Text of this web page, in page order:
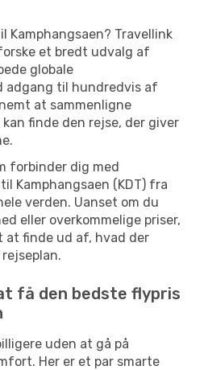
Travellink
et bredt udvalg af
globale
adgang til hundredvis af
at sammenligne
finde den rejse, der giver
forbinder dig med
Kamphangsaen (KDT) fra
verden. Uanset om du
eller overkommelige priser,
at finde ud af, hvad der
få den bedste flypris
uden at gå på
Her er et par smarte